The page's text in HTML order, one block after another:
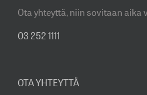
Ota yhteyttä, niin sovitaan aika
03 252 1111
OTA YHTEYTTÄ